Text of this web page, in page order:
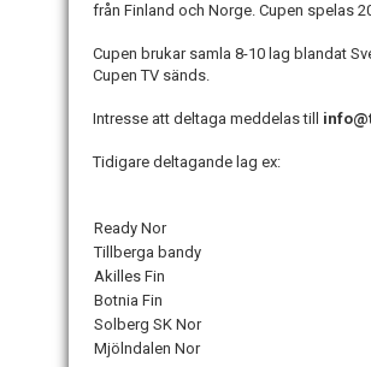
från Finland och Norge. Cupen spelas
Cupen brukar samla 8-10 lag blandat
Cupen TV sänds.
Intresse att deltaga meddelas till
Tidigare deltagande lag ex:
Ready Nor
Tillberga bandy
Akilles Fin
Botnia Fin
Solberg SK Nor
Mjölndalen Nor